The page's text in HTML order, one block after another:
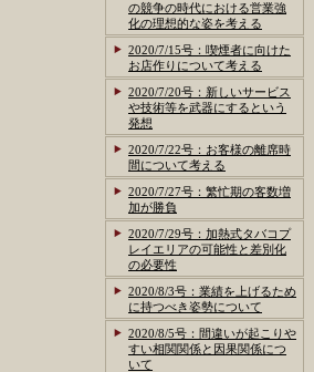
の競争の時代における営業強
化の理想的な姿を考える
2020/7/15号：喫煙者に向けた
お店作りについて考える
2020/7/20号：新しいサービス
や技術等を武器にするという
発想
2020/7/22号：お客様の離席時
間について考える
2020/7/27号：繁忙期の客数増
加が勝負
2020/7/29号：加熱式タバコプ
レイエリアの可能性と差別化
の必要性
2020/8/3号：業績を上げるため
に持つべき姿勢について
2020/8/5号：間違いが起こりや
すい相関関係と因果関係につ
いて